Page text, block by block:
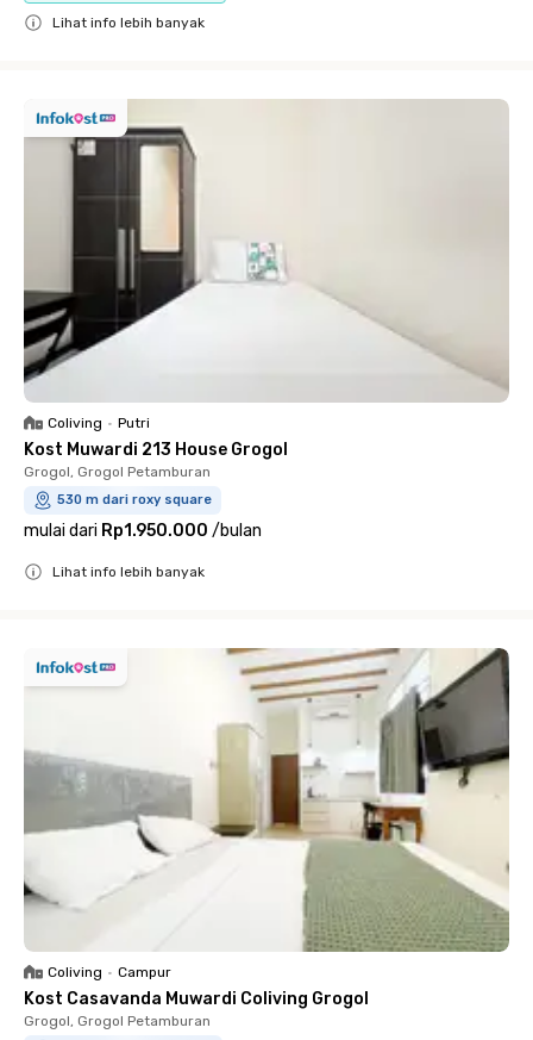
Lihat info lebih banyak
Coliving • Putri
Kost Muwardi 213 House Grogol
Grogol, Grogol Petamburan
530 m dari roxy square
mulai dari Rp1.950.000 /bulan
Lihat info lebih banyak
Coliving • Campur
Kost Casavanda Muwardi Coliving Grogol
Grogol, Grogol Petamburan